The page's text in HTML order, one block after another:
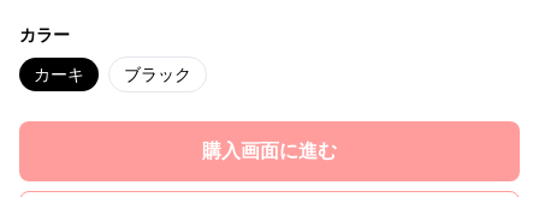
カラー
カーキ ブラック
購入画面に進む